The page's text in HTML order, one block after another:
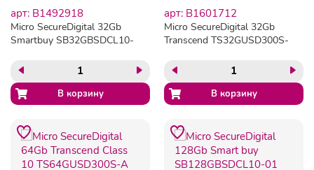
арт: B1492918
Micro SecureDigital 32Gb
Smartbuy SB32GBSDCL10-
SD adapter}
арт: B1601712
Micro SecureDigital 32Gb
Transcend TS32GUSD300S-
UHS-I, SD adapter}